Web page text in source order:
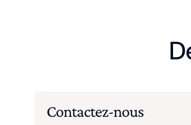
Contactez-nous